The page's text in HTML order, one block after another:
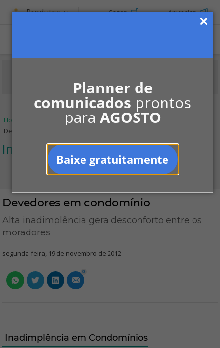
Planner de
comunicados prontos
para AGOSTO
Baixe gratuitamente
Produtos Cotar Anunciar
Home Notícias
Inadimplência
Devedores em condomínio
Inadimplência
Devedores em condomínio
Alta inadimplência gera desconforto entre os
moradores
segunda-feira, 19 de novembro de 2012
0
Inadimplência em Condomínios